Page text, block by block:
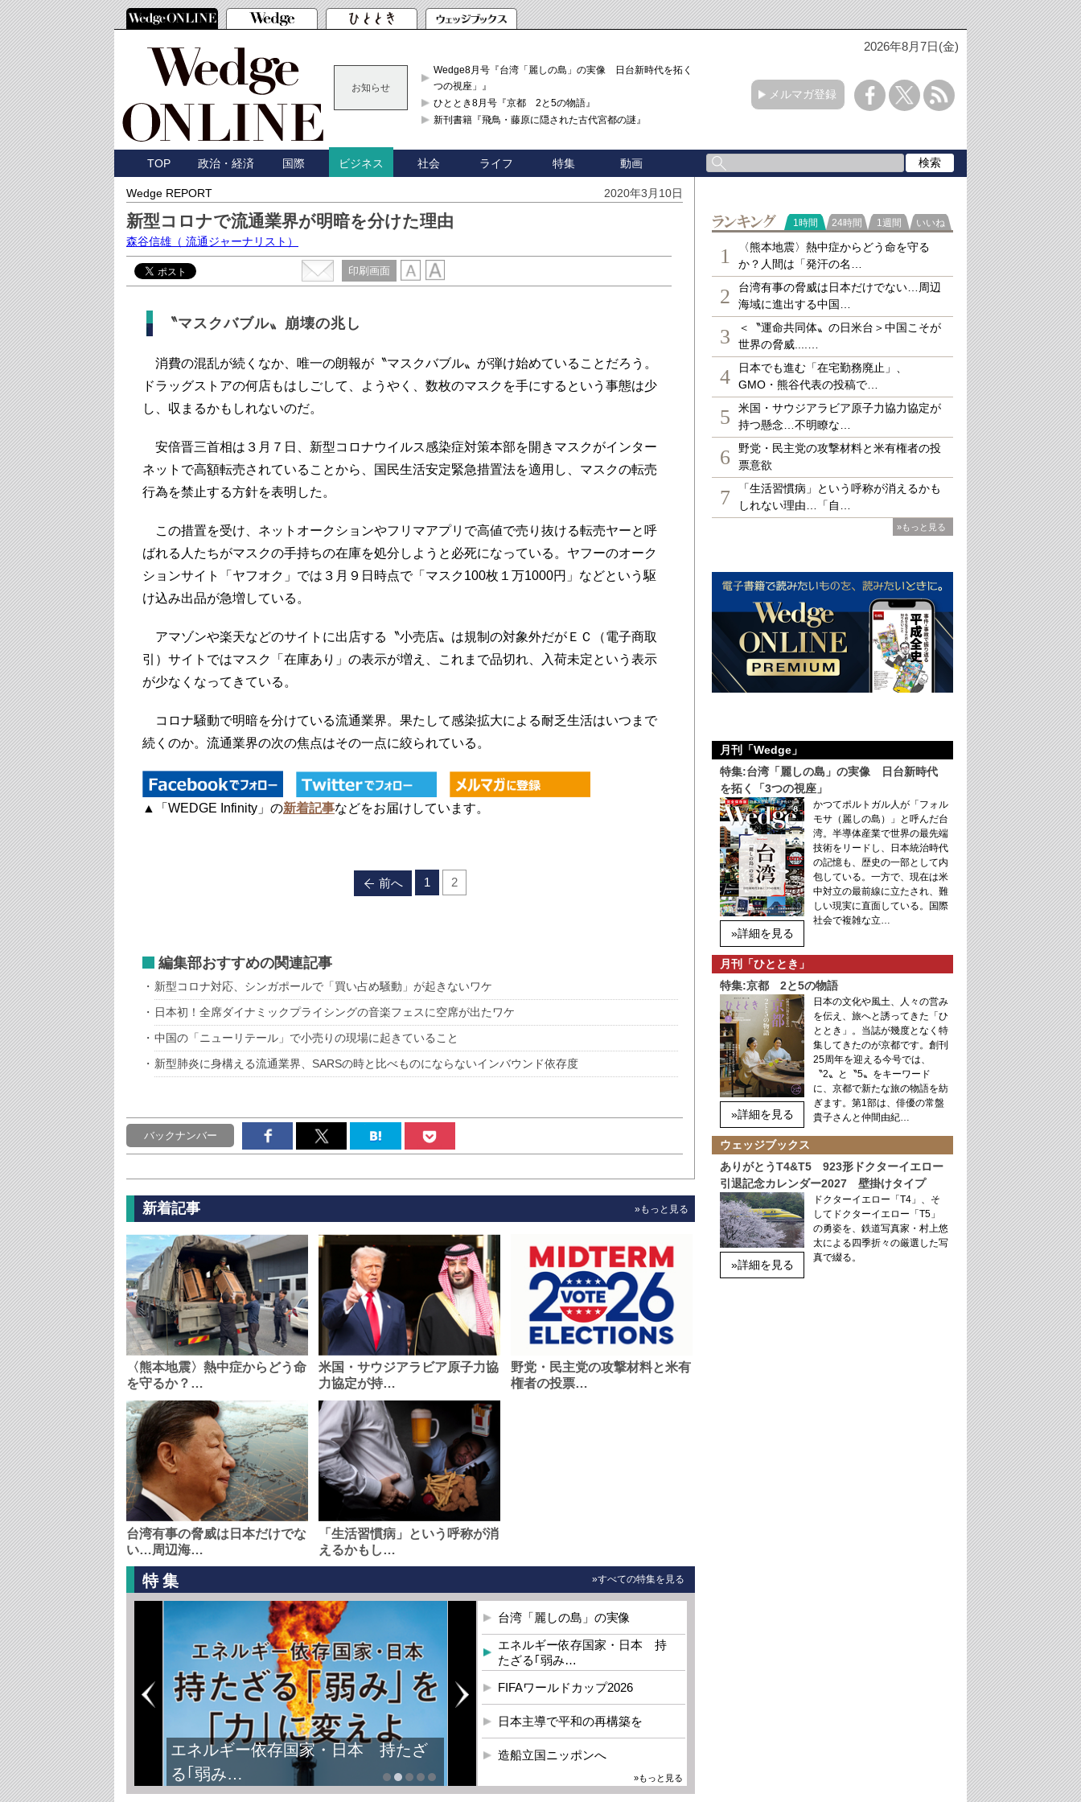
2026年8月7日(金)
お知らせ
Wedge8月号『台湾「麗しの島」の実像 日台新時代を拓く「3
つの視座」』
ひととき8月号『京都 2と5の物語』
新刊書籍『飛鳥・藤原に隠された古代宮都の謎』
メルマガ登録
TOP 政治・経済 国際 ビジネス 社会 ライフ 特集 動画
Wedge REPORT 2020年3月10日
新型コロナで流通業界が明暗を分けた理由
森谷信雄 （ 流通ジャーナリスト）
印刷画面
〝マスクバブル〟崩壊の兆し
消費の混乱が続くなか、唯一の朗報が〝マスクバブル〟が弾け始めていることだろう。
ドラッグストアの何店もはしごして、ようやく、数枚のマスクを手にするという事態は少
し、収まるかもしれないのだ。
安倍晋三首相は３月７日、新型コロナウイルス感染症対策本部を開きマスクがインター
ネットで高額転売されていることから、国民生活安定緊急措置法を適用し、マスクの転売
行為を禁止する方針を表明した。
この措置を受け、ネットオークションやフリマアプリで高値で売り抜ける転売ヤーと呼
ばれる人たちがマスクの手持ちの在庫を処分しようと必死になっている。ヤフーのオーク
ションサイト「ヤフオク」では３月９日時点で「マスク100枚１万1000円」などという駆
け込み出品が急増している。
アマゾンや楽天などのサイトに出店する〝小売店〟は規制の対象外だがＥＣ（電子商取
引）サイトではマスク「在庫あり」の表示が増え、これまで品切れ、入荷未定という表示
が少なくなってきている。
コロナ騒動で明暗を分けている流通業界。果たして感染拡大による耐乏生活はいつまで
続くのか。流通業界の次の焦点はその一点に絞られている。
▲「WEDGE Infinity」の新着記事などをお届けしています。
前へ 1 2
編集部おすすめの関連記事
新型コロナ対応、シンガポールで「買い占め騒動」が起きないワケ
日本初！全席ダイナミックプライシングの音楽フェスに空席が出たワケ
中国の「ニューリテール」で小売りの現場に起きていること
新型肺炎に身構える流通業界、SARSの時と比べものにならないインバウンド依存度
バックナンバー
新着記事 »もっと見る
〈熊本地震〉熱中症からどう命
を守るか？…
米国・サウジアラビア原子力協
力協定が持…
野党・民主党の攻撃材料と米有
権者の投票…
台湾有事の脅威は日本だけでな
い…周辺海…
「生活習慣病」という呼称が消
えるかもし…
特集 »すべての特集を見る
エネルギー依存国家・日本 持たざ
る｢弱み…
台湾「麗しの島」の実像
エネルギー依存国家・日本 持
たざる｢弱み…
FIFAワールドカップ2026
日本主導で平和の再構築を
造船立国ニッポンへ
»もっと見る
ランキング
1時間 24時間 1週間 いいね
1
〈熊本地震〉熱中症からどう命を守る
か？人間は「発汗の名…
2
台湾有事の脅威は日本だけでない…周辺
海域に進出する中国…
3
＜〝運命共同体〟の日米台＞中国こそが
世界の脅威....…
4
日本でも進む「在宅勤務廃止」、
GMO・熊谷代表の投稿で…
5
米国・サウジアラビア原子力協力協定が
持つ懸念…不明瞭な…
6
野党・民主党の攻撃材料と米有権者の投
票意欲
7
「生活習慣病」という呼称が消えるかも
しれない理由…「自…
»もっと見る
月刊「Wedge」
特集:台湾「麗しの島」の実像 日台新時代
を拓く「3つの視座」
»詳細を見る
かつてポルトガル人が「フォル
モサ（麗しの島）」と呼んだ台
湾。半導体産業で世界の最先端
技術をリードし、日本統治時代
の記憶も、歴史の一部として内
包している。一方で、現在は米
中対立の最前線に立たされ、難
しい現実に直面している。国際
社会で複雑な立…
月刊「ひととき」
特集:京都 2と5の物語
»詳細を見る
日本の文化や風土、人々の営み
を伝え、旅へと誘ってきた「ひ
ととき」。当誌が幾度となく特
集してきたのが京都です。創刊
25周年を迎える今号では、
〝2〟と〝5〟をキーワード
に、京都で新たな旅の物語を紡
ぎます。第1部は、俳優の常盤
貴子さんと仲間由紀…
ウェッジブックス
ありがとうT4&T5 923形ドクターイエロー
引退記念カレンダー2027 壁掛けタイプ
»詳細を見る
ドクターイエロー「T4」、そ
してドクターイエロー「T5」
の勇姿を、鉄道写真家・村上悠
太による四季折々の厳選した写
真で綴る。